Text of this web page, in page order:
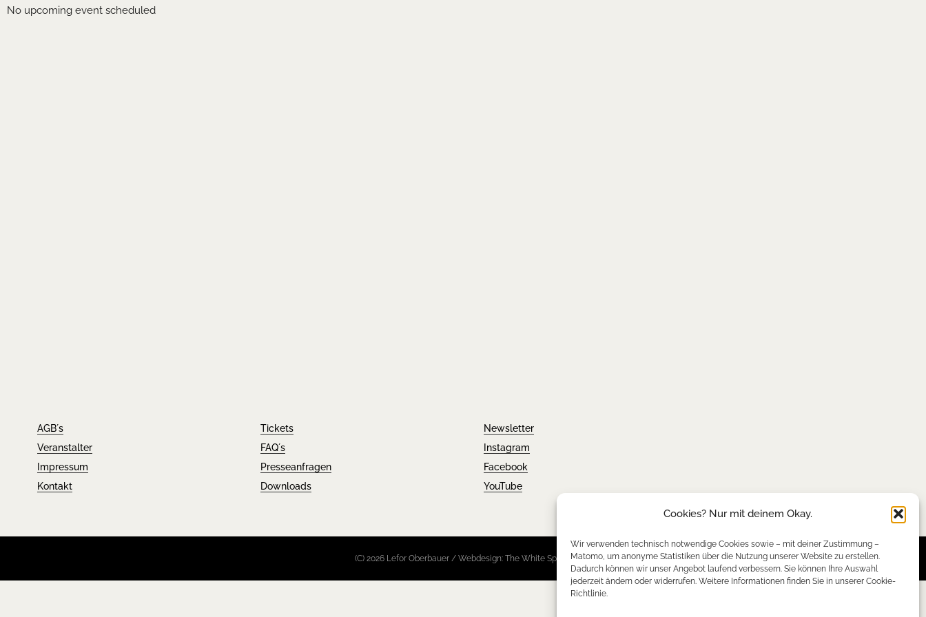
Cookies? Nur mit deinem Okay.
Wir verwenden technisch notwendige Cookies sowie – mit deiner Zustimmung –
Matomo, um anonyme Statistiken über die Nutzung unserer Website zu erstellen.
Dadurch können wir unser Angebot laufend verbessern. Sie können Ihre Auswahl
jederzeit ändern oder widerrufen. Weitere Informationen finden Sie in unserer Cookie-
Richtlinie.
No upcoming event scheduled
AGB´s
Veranstalter
Impressum
Kontakt
Tickets
FAQ´s
Presseanfragen
Downloads
Newsletter
Instagram
Facebook
YouTube
(C) 2026 Lefor Oberbauer / Webdesign: The White Space